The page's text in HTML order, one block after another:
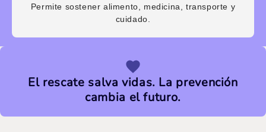
Permite sostener alimento, medicina, transporte y
cuidado.
El rescate salva vidas. La prevención
cambia el futuro.